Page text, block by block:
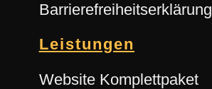
Barrierefreiheitserklärung
Leistungen
Website Komplettpaket